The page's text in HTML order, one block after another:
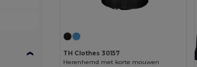
Personaliseer het!
TH Clothes 30157
Herenhemd met korte mouwen